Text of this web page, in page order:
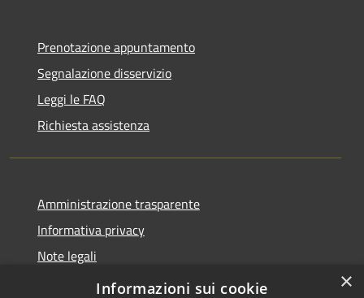
Prenotazione appuntamento
Segnalazione disservizio
Leggi le FAQ
Richiesta assistenza
Amministrazione trasparente
Informativa privacy
Note legali
Dichiarazione di accessibilità
×
Informazioni sui cookie